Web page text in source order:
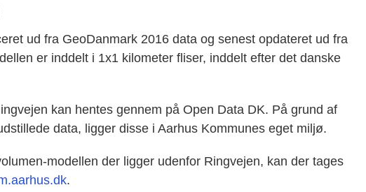
ud fra GeoDanmark 2016 data og senest opdateret ud fra
er inddelt i 1x1 kilometer fliser, inddelt efter det danske
kan hentes gennem på Open Data DK. På grund af
data, ligger disse i Aarhus Kommunes eget miljø.
modellen der ligger udenfor Ringvejen, kan der tages
.